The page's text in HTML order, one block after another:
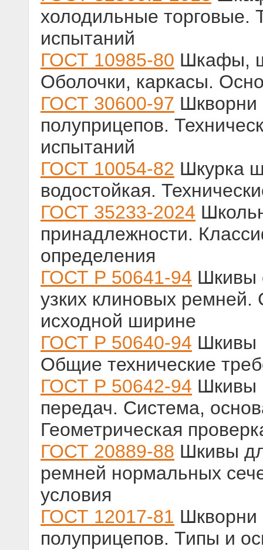
холодильные торговые.
испытаний
ГОСТ 10985-80 Шкафы,
Оболочки, каркасы.
ГОСТ 30600-97 Шкворни
полуприцепов.
испытаний
ГОСТ 10054-82 Шкурка
водостойкая.
ГОСТ 35233-2024
принадлежности.
определения
ГОСТ Р 50641-94 Шкивы
узких клиновых
исходной ширине
ГОСТ Р 50640-94 Шкивы
Общие технические
ГОСТ Р 50642-94 Шкивы
передач. Система,
Геометрическая
ГОСТ 20889-88 Шкивы
ремней нормальных
условия
ГОСТ 12017-81 Шкворни
полуприцепов. Типы и